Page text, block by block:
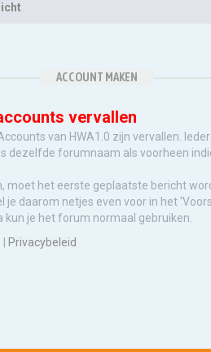
ACCOUNT MAKEN
vervallen
van HWA1.0 zijn vervallen.
dezelfde forumnaam als voorheen
moet het eerste geplaatste bericht
je daarom netjes even voor in het
kun je het forum normaal gebruiken.
Privacybeleid